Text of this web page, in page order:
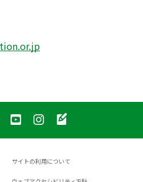
サイトの利用について